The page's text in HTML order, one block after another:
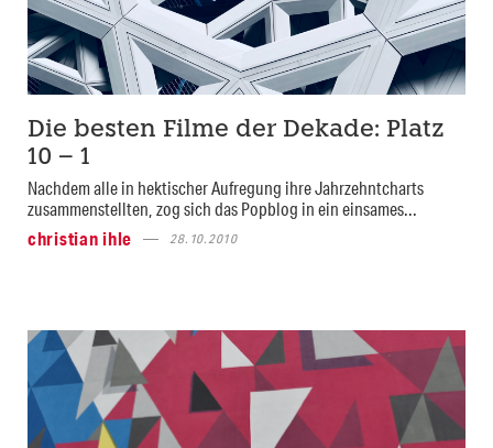
Die besten Filme der Dekade: Platz
10 – 1
Nachdem alle in hektischer Aufregung ihre Jahrzehntcharts
zusammenstellten, zog sich das Popblog in ein einsames...
christian ihle
28.10.2010